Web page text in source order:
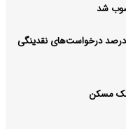
شد
ترمز بانک مرکزی در بازار پول کشیده شد/ رد ۸۰ درصد درخواست‌های نقدینگی